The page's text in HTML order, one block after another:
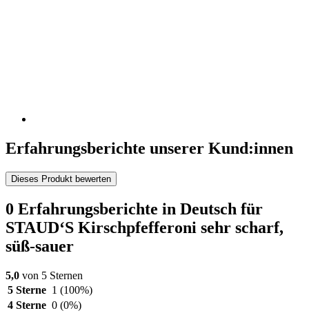
Erfahrungsberichte unserer Kund:innen
Dieses Produkt bewerten
0 Erfahrungsberichte in Deutsch für
STAUD‘S Kirschpfefferoni sehr scharf,
süß-sauer
5,0 von 5 Sternen
5 Sterne 1 (100%)
4 Sterne 0 (0%)